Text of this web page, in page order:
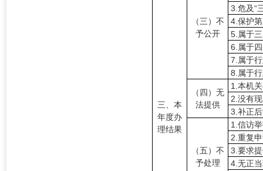
三、本
年度办
理结果
（三）不
予公开
3.危及“
4.保护
5.属于
6.属于
7.属于
8.属于
（四）无
法提供
1.本机
2.没有
3.补正
（五）不
予处理
1.信访
2.重复
3.要求
4.无正